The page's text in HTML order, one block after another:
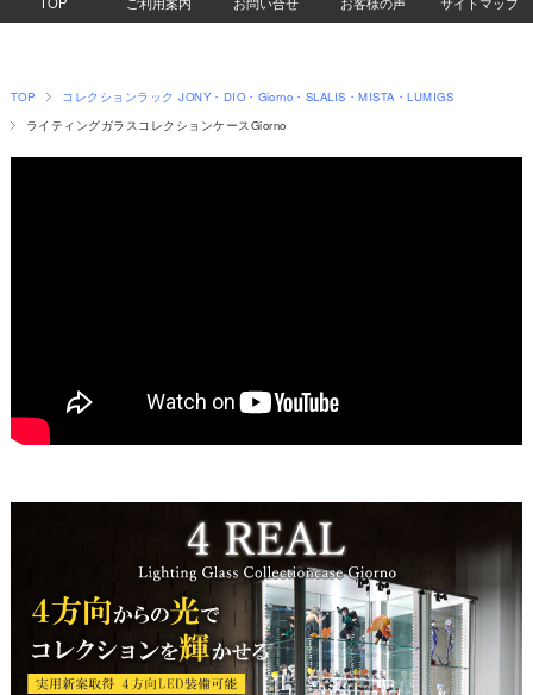
TOP
コレクションラック JONY・DIO・Giorno・SLALIS・MISTA・LUMIGS
ライティングガラスコレクションケースGiorno